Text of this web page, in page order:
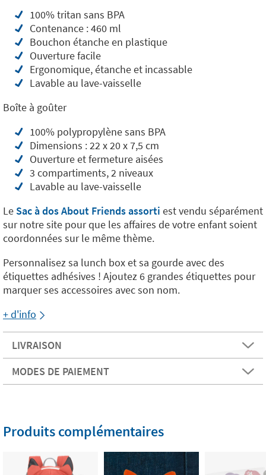
100% tritan sans BPA
Contenance : 460 ml
Bouchon étanche en plastique
Ouverture facile
Ergonomique, étanche et incassable
Lavable au lave-vaisselle
Boîte à goûter
100% polypropylène sans BPA
Dimensions : 22 x 20 x 7,5 cm
Ouverture et fermeture aisées
3 compartiments, 2 niveaux
Lavable au lave-vaisselle
Le Sac à dos About Friends assorti est vendu séparément
sur notre site pour que les affaires de votre enfant soient
coordonnées sur le même thème.
Personnalisez sa lunch box et sa gourde avec des
étiquettes adhésives ! Ajoutez 6 grandes étiquettes pour
marquer ses accessoires avec son nom.
+ d'info
LIVRAISON
MODES DE PAIEMENT
Produits complémentaires